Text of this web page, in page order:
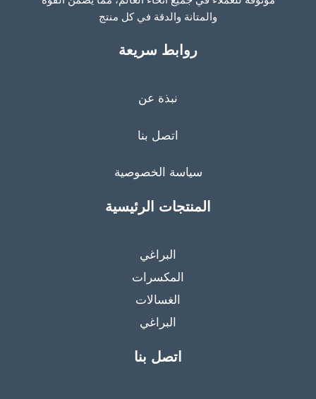
والمتانة والدقة في كل منتج
روابط سريعة
نبذة عن
اتصل بنا
سياسة الخصوصية
المنتجات الرئيسية
البراغي
المكسرات
الغسالات
البراغي
اتصل بنا